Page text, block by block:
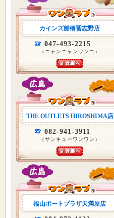
カインズ船橋習志野店
047-493-2215
（ニャンニャンワンコ）
THE OUTLETS HIROSHIMA店
082-941-3911
（サンキューワンワン）
福山ポートプラザ天満屋店